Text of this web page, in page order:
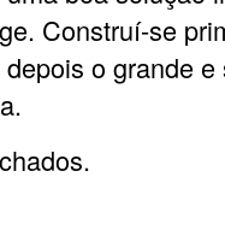
Construí-se
o grande